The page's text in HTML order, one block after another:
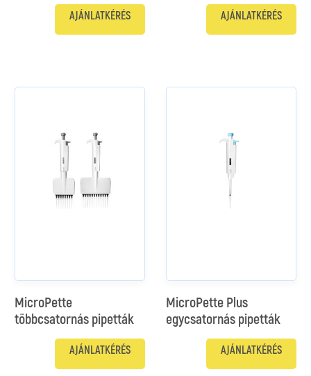
AJÁNLATKÉRÉS AJÁNLATKÉRÉS
MicroPette
többcsatornás pipetták
AJÁNLATKÉRÉS
MicroPette Plus
egycsatornás pipetták
AJÁNLATKÉRÉS